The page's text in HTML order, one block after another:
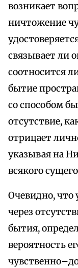
возникает
ничтожение
связывает ли
соотносится
бытие
со способом
отсутствие,
отрицает
указывая на
всякого
Очевидно, что
через
бытия,
вероятность